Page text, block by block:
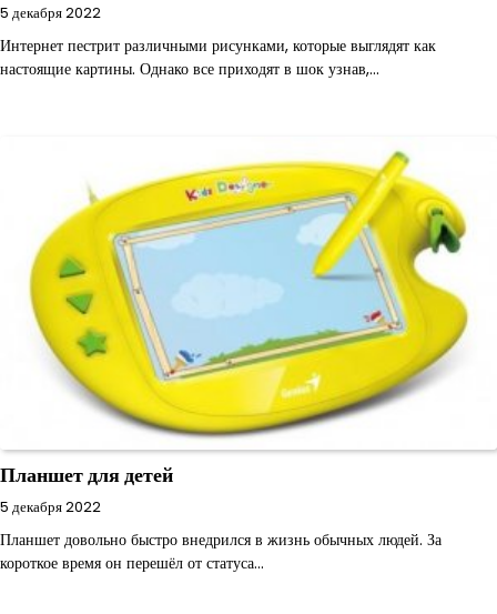
5 декабря 2022
Интернет пестрит различными рисунками, которые выглядят как
настоящие картины. Однако все приходят в шок узнав,…
Планшет для детей
5 декабря 2022
Планшет довольно быстро внедрился в жизнь обычных людей. За
короткое время он перешёл от статуса…